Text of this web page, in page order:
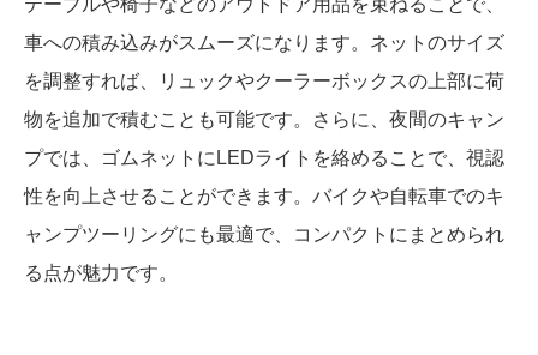
テーブルや椅子などのアウトドア用品を束ねることで、
車への積み込みがスムーズになります。ネットのサイズ
を調整すれば、リュックやクーラーボックスの上部に荷
物を追加で積むことも可能です。さらに、夜間のキャン
プでは、ゴムネットにLEDライトを絡めることで、視認
性を向上させることができます。バイクや自転車でのキ
ャンプツーリングにも最適で、コンパクトにまとめられ
る点が魅力です。